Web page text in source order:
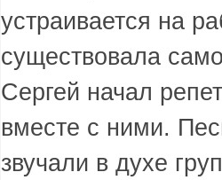
устраивается на
существовала
Сергей начал
вместе с ними.
звучали в духе